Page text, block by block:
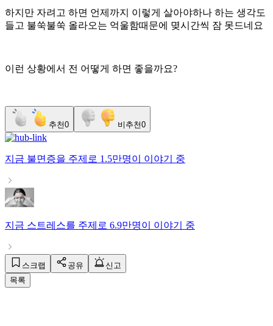
하지만 자려고 하면 언제까지 이렇게 살아야하나 하는 생각도
들고 불쑥불쑥 올라오는 억울함때문에 몆시간씩 잠 못드네요
이런 상황에서 전 어떻게 하면 좋을까요?
추천0 비추천0
지금 불면증을 주제로 1.5만명이 이야기 중
지금 스트레스를 주제로 6.9만명이 이야기 중
스크랩 공유
신고
목록